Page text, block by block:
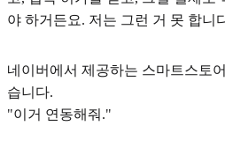
야 하거든요. 저는 그런 거 못 합니
네이버에서 제공하는 스마트스토
습니다.
"이거 연동해줘."